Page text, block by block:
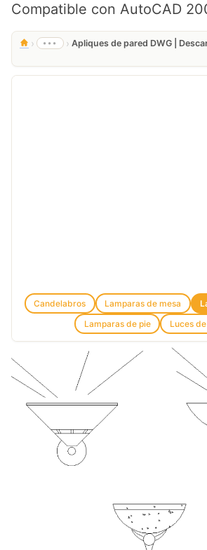
Compatible con AutoCAD
› ••• › Apliques de pared DWG |
Candelabros Lamparas de mesa
Lamparas de pie
Luces